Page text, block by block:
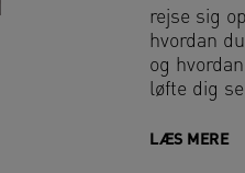
rejse sig
hvordan
og
løfte dig
LÆS MERE